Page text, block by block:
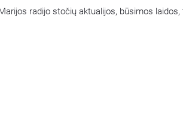
radijo stočių aktualijos, būsimos